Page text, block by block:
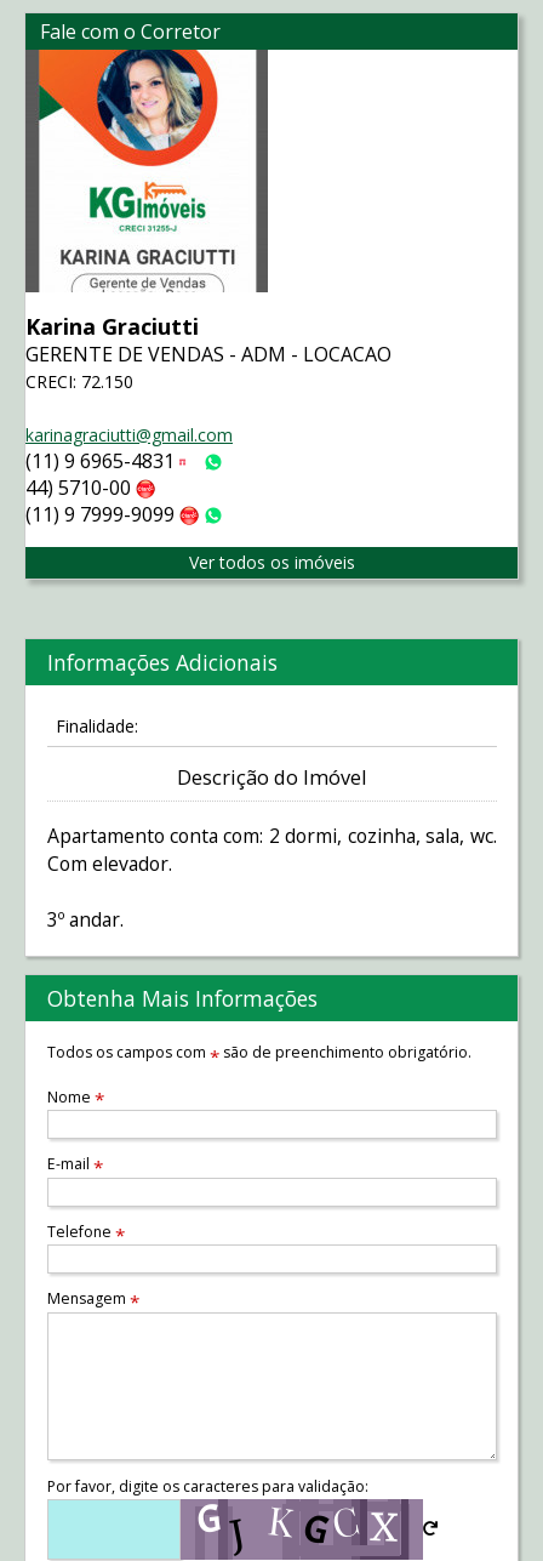
Fale com o Corretor
Karina Graciutti
GERENTE DE VENDAS - ADM - LOCACAO
CRECI: 72.150
karinagraciutti@gmail.com
(11) 9 6965-4831 Tim
44) 5710-00
(11) 9 7999-9099 Claro
Ver todos os imóveis
Informações Adicionais
Finalidade:
Descrição do Imóvel
Apartamento conta com: 2 dormi, cozinha, sala, wc.
Com elevador.
3º andar.
Obtenha Mais Informações
Todos os campos com *são de preenchimento obrigatório.
Nome *
E-mail *
Telefone *
Mensagem *
Por favor, digite os caracteres para validação: